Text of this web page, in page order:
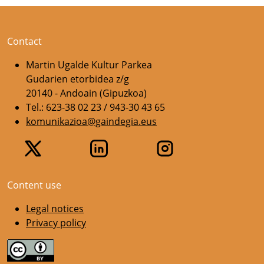
Contact
Martin Ugalde Kultur Parkea
Gudarien etorbidea z/g
20140 - Andoain (Gipuzkoa)
Tel.: 623-38 02 23 / 943-30 43 65
komunikazioa@gaindegia.eus
Content use
Legal notices
Privacy policy